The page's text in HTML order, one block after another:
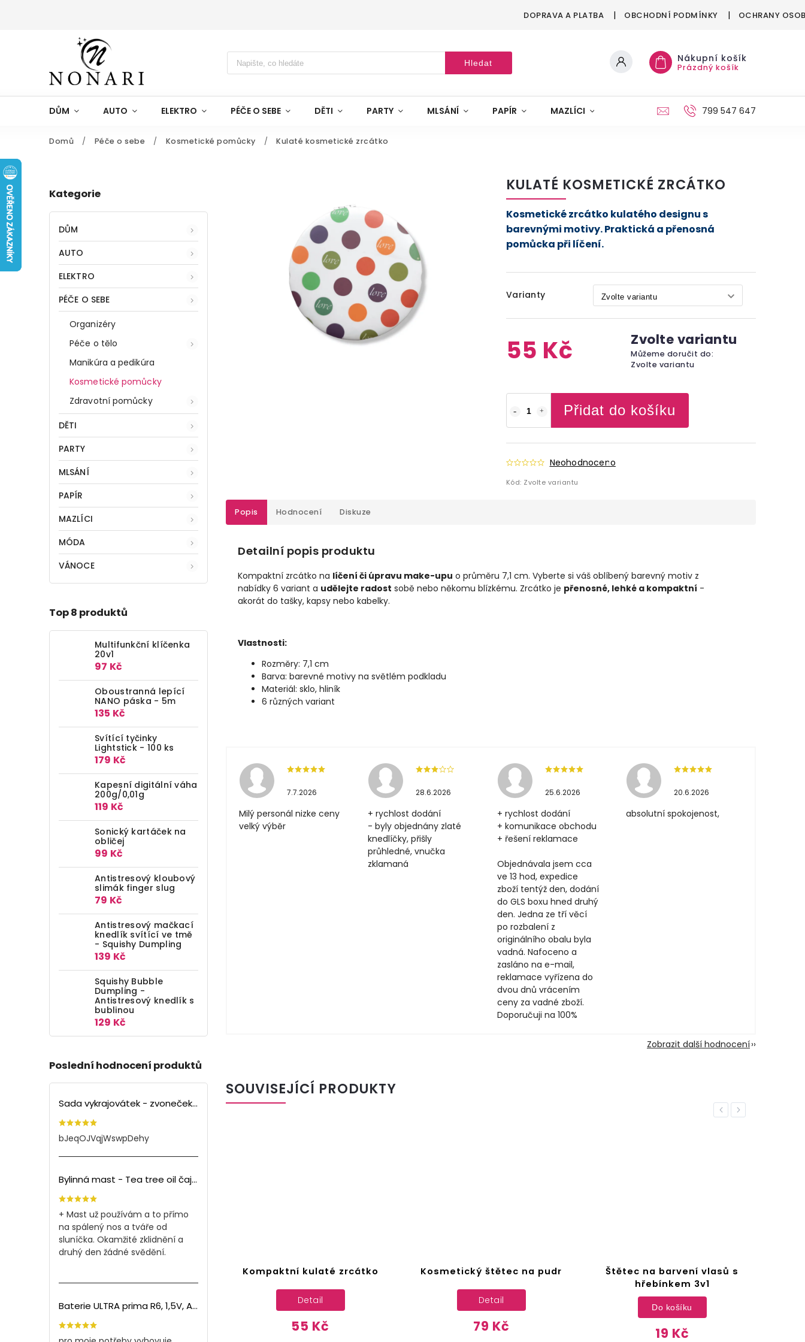
DOPRAVA A PLATBA OBCHODNÍ PODMÍNKY OCHRANY
Hledat Nákupní košík
Prázdný košík
DŮM AUTO ELEKTRO PÉČE O SEBE DĚTI PARTY MLSÁNÍ PAPÍR MAZLÍCI VÁNOCE799 547 647
Domů / Péče o sebe / Kosmetické pomůcky / Kulaté kosmetické zrcátko
Kategorie
DŮM
AUTO
ELEKTRO
PÉČE O SEBE
Organizéry
Péče o tělo
Manikúra a pedikúra
Kosmetické pomůcky
Zdravotní pomůcky
DĚTI
PARTY
MLSÁNÍ
PAPÍR
MAZLÍCI
MÓDA
VÁNOCE
Top 8 produktů
Multifunkční klíčenka
20v1
97 Kč
Oboustranná lepící
NANO páska - 5m
135 Kč
Svítící tyčinky
Lightstick - 100 ks
179 Kč
Kapesní digitální váha
200g/0,01g
119 Kč
Sonický kartáček na
obličej
99 Kč
Antistresový kloubový
slimák finger slug
79 Kč
Antistresový mačkací
knedlík svítící ve tmě
- Squishy Dumpling
139 Kč
Squishy Bubble
Dumpling -
Antistresový knedlík s
bublinou
129 Kč
Poslední hodnocení produktů
Sada vykrajovátek - zvoneček (3ks)
bJeqOJVqjWswpDehy
Bylinná mast - Tea tree oil čajovník (150ml)
+ Mast už používám a to přímo
na spálený nos a tváře od
sluníčka. Okamžité zklidnění a
druhý den žádné svědění.
Baterie ULTRA prima R6, 1,5V, AA - 60ks
KULATÉ KOSMETICKÉ ZRCÁTKO
Varianty
55 Kč Zvolte variantu
Můžeme doručit do:
Zvolte variantu
Přidat do košíku
Neohodnoceno
Kód: Zvolte variantu
Kosmetické zrcátko kulatého designu s
barevnými motivy. Praktická a přenosná
pomůcka při líčení.
Popis Hodnocení Diskuze
Detailní popis produktu
Kompaktní zrcátko na líčení či úpravu make-upu o průměru 7,1 cm. Vyberte si váš oblíbený barevný motiv z
nabídky 6 variant a udělejte radost sobě nebo někomu blízkému. Zrcátko je přenosné, lehké a kompaktní -
akorát do tašky, kapsy nebo kabelky.
Vlastnosti:
Rozměry: 7,1 cm
Barva: barevné motivy na světlém podkladu
Materiál: sklo, hliník
6 různých variant
7.7.2026
Milý personál nizke ceny
velký výběr
28.6.2026
+ rychlost dodání
- byly objednány zlaté
knedlíčky, přišly
průhledné, vnučka
zklamaná
25.6.2026
+ rychlost dodání
+ komunikace obchodu
+ řešení reklamace
Objednávala jsem cca
ve 13 hod, expedice
zboží tentýž den, dodání
do GLS boxu hned druhý
den. Jedna ze tří věcí
po rozbalení z
originálního obalu byla
vadná. Nafoceno a
zasláno na e-mail,
reklamace vyřízena do
dvou dnů vrácením
ceny za vadné zboží.
Doporučuji na 100%
20.6.2026
absolutní spokojenost,
Zobrazit další hodnocení
SOUVISEJÍCÍ PRODUKTY
Previous
Detail
Kosmetický štětec na pudr
Štětec na barvení vlasů s
Do košíku
Kosmetické zrcátko na
make-up
Next